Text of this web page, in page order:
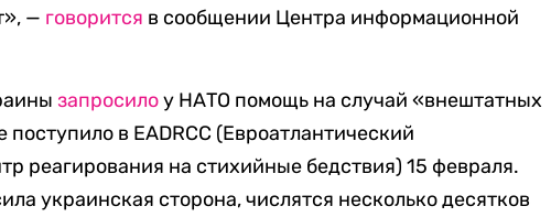
— говорится в сообщении Центра информационной
запросилоу НАТО помощь на случай «внештатных
в EADRCC (Евроатлантический
реагирования на стихийные бедствия) 15 февраля.
украинская сторона, числятся несколько десятков